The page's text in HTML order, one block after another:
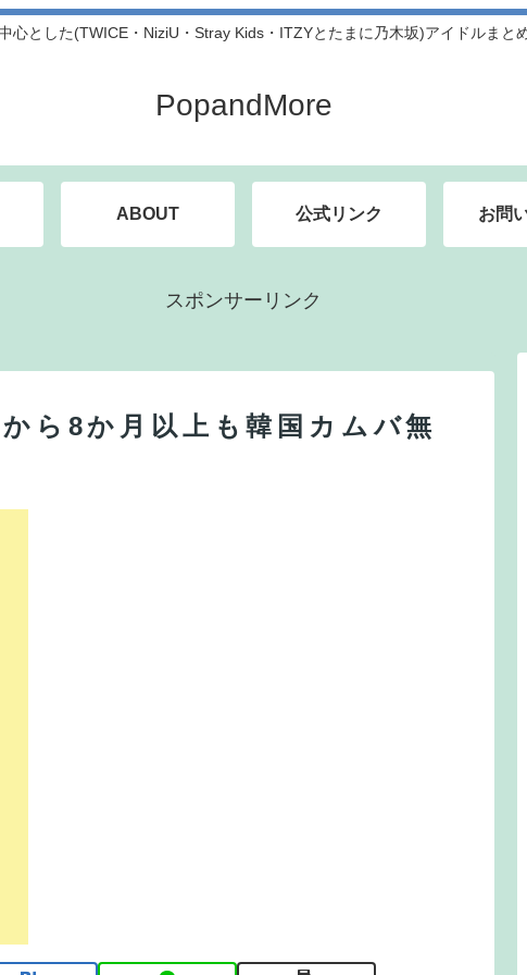
心とした(TWICE・NiziU・Stray Kids・ITZYとたまに乃木坂)アイドルまと
PopandMore
ABOUT 公式リンク お問
スポンサーリンク
ら8か月以上も韓国カムバ無